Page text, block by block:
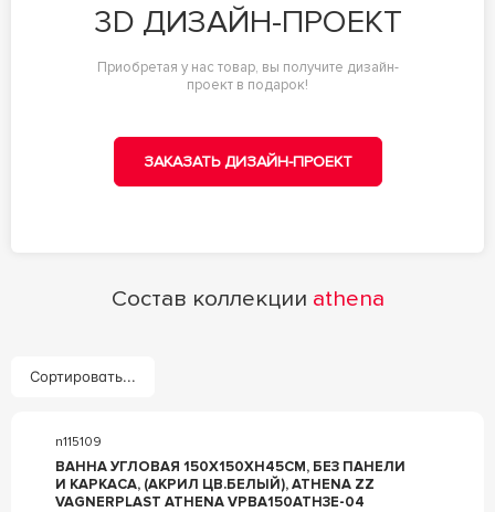
3D ДИЗАЙН-ПРОЕКТ
Приобретая у нас товар, вы получите дизайн-
проект в подарок!
ЗАКАЗАТЬ ДИЗАЙН-ПРОЕКТ
Состав коллекции athena
Сортировать...
n115109
ВАННА УГЛОВАЯ 150X150XH45СМ, БЕЗ ПАНЕЛИ
И КАРКАСА, (АКРИЛ ЦВ.БЕЛЫЙ), ATHENA ZZ
VAGNERPLAST ATHENA VPBA150ATH3E-04